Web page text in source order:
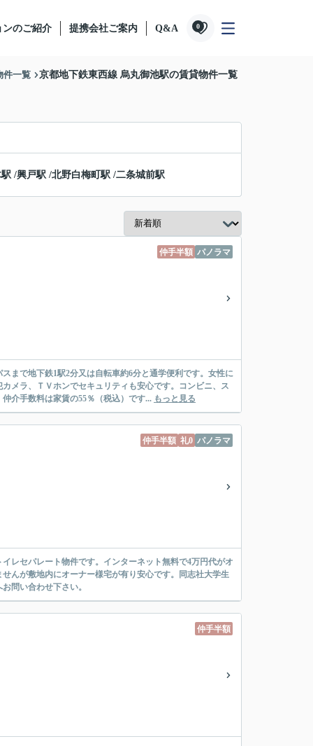
ンのご紹介 提携会社ご案内 Q&A 0
件一覧 京都地下鉄東西線 烏丸御池駅の賃貸物件一覧
/興戸駅 /北野白梅町駅 /二条城前駅
仲手半額 パノラマ
まで地下鉄1駅2分又は自転車約6分と通学便利です。女性に
メラ、ＴＶホンでセキュリティも安心です。コンビニ、ス
介手数料は家賃の55％（税込）です... もっと見る
仲手半額 礼0 パノラマ
レセパレート物件です。インターネット無料で4万円代がオ
んが敷地内にオーナー様宅が有り安心です。同志社大学生
問い合わせ下さい。
仲手半額